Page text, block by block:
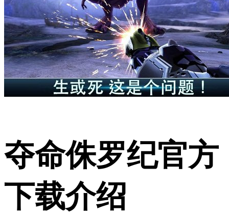
夺命侏罗纪官方
下载介绍